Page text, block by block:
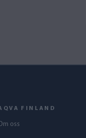
FINLAND
oss